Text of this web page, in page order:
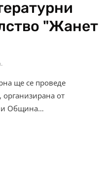
"Жанет
ще се проведе
организирана от
и Община…